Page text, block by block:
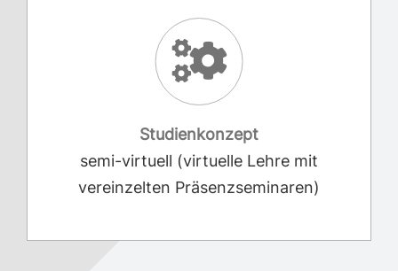
Studienkonzept
semi-virtuell (virtuelle Lehre mit
vereinzelten Präsenzseminaren)